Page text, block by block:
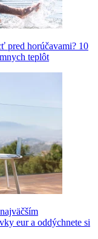
pred horúčavami? 10
teplôt
eur a oddýchnete si